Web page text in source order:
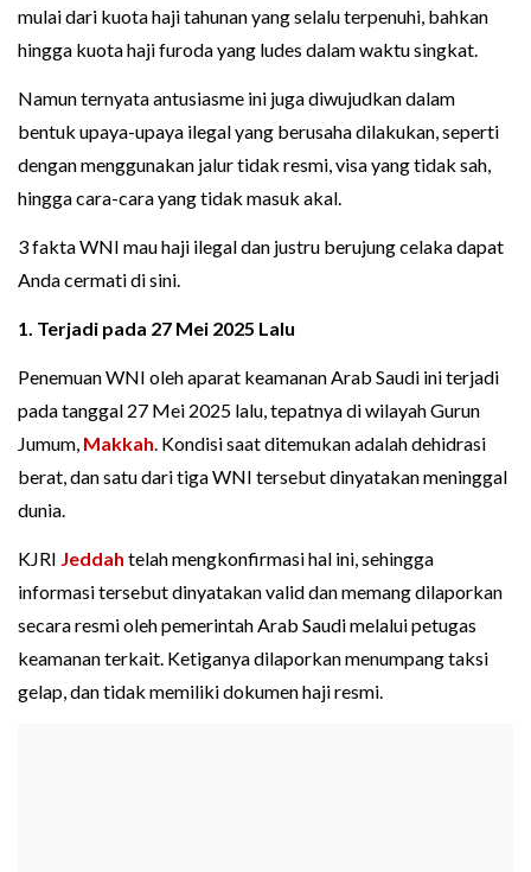
mulai dari kuota haji tahunan yang selalu terpenuhi, bahkan
hingga kuota haji furoda yang ludes dalam waktu singkat.
Namun ternyata antusiasme ini juga diwujudkan dalam
bentuk upaya-upaya ilegal yang berusaha dilakukan, seperti
dengan menggunakan jalur tidak resmi, visa yang tidak sah,
hingga cara-cara yang tidak masuk akal.
3 fakta WNI mau haji ilegal dan justru berujung celaka dapat
Anda cermati di sini.
1. Terjadi pada 27 Mei 2025 Lalu
Penemuan WNI oleh aparat keamanan Arab Saudi ini terjadi
pada tanggal 27 Mei 2025 lalu, tepatnya di wilayah Gurun
Jumum, Makkah. Kondisi saat ditemukan adalah dehidrasi
berat, dan satu dari tiga WNI tersebut dinyatakan meninggal
dunia.
KJRI Jeddah telah mengkonfirmasi hal ini, sehingga
informasi tersebut dinyatakan valid dan memang dilaporkan
secara resmi oleh pemerintah Arab Saudi melalui petugas
keamanan terkait. Ketiganya dilaporkan menumpang taksi
gelap, dan tidak memiliki dokumen haji resmi.